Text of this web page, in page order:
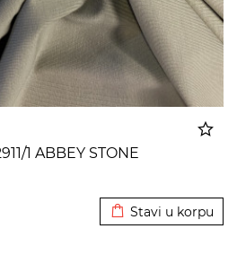
1 ABBEY STONE
Stavi u korpu